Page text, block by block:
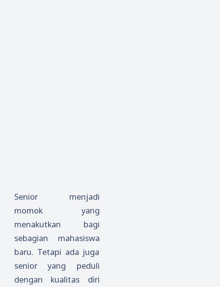
Senior menjadi
momok yang
menakutkan bagi
sebagian mahasiswa
baru. Tetapi ada juga
senior yang peduli
dengan kualitas diri